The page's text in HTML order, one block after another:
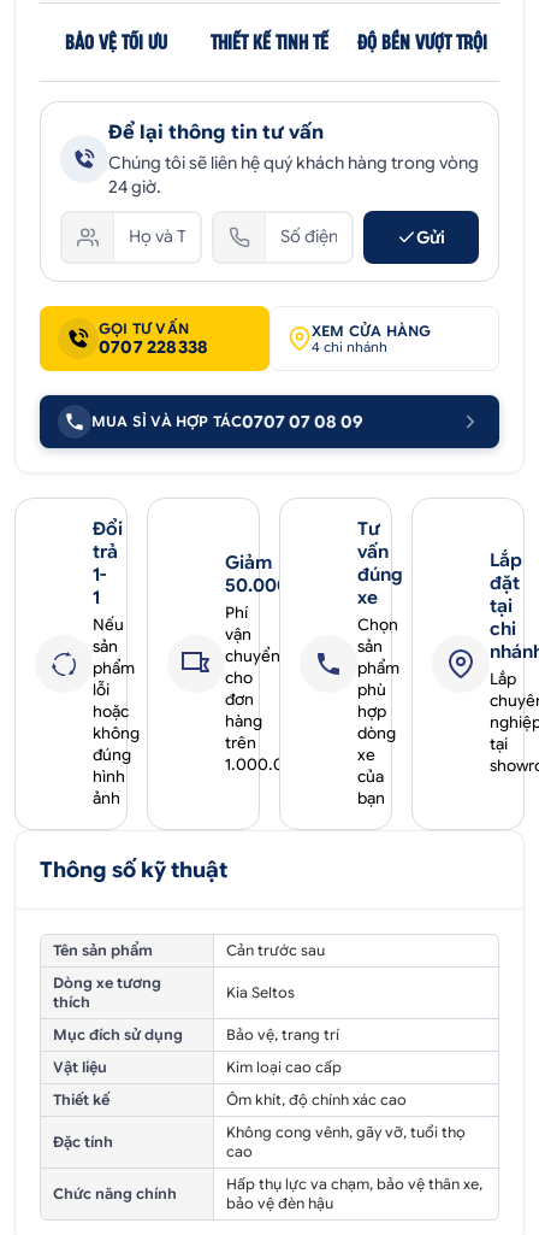
BẢO VỆ TỐI ƯU THIẾT KẾ TINH TẾ ĐỘ BỀN VƯỢT TRỘI
Để lại thông tin tư vấn
Chúng tôi sẽ liên hệ quý khách hàng trong vòng
24 giờ.
Gửi
GỌI TƯ VẤN
0707 228338
XEM CỬA HÀNG
4 chi nhánh
MUA SỈ VÀ HỢP TÁC0707 07 08 09
Đổi
trả
1-
1
Nếu
sản
phẩm
lỗi
hoặc
không
đúng
hình
ảnh
Giảm
50.000₫
Phí
vận
chuyển
cho
đơn
hàng
trên
1.000.000₫
Tư
vấn
đúng
xe
Chọn
sản
phẩm
phù
hợp
dòng
xe
của
bạn
Lắp
đặt
tại
chi
Lắp
tại
Thông số kỹ thuật
Tên sản phẩm
Cản trước sau
Dòng xe tương
thích
Kia Seltos
Mục đích sử dụng
Bảo vệ, trang trí
Vật liệu
Kim loại cao cấp
Thiết kế
Ôm khít, độ chính xác cao
Đặc tính
Không cong vênh, gãy vỡ, tuổi thọ
cao
Chức năng chính
Hấp thụ lực va chạm, bảo vệ thân xe,
bảo vệ đèn hậu